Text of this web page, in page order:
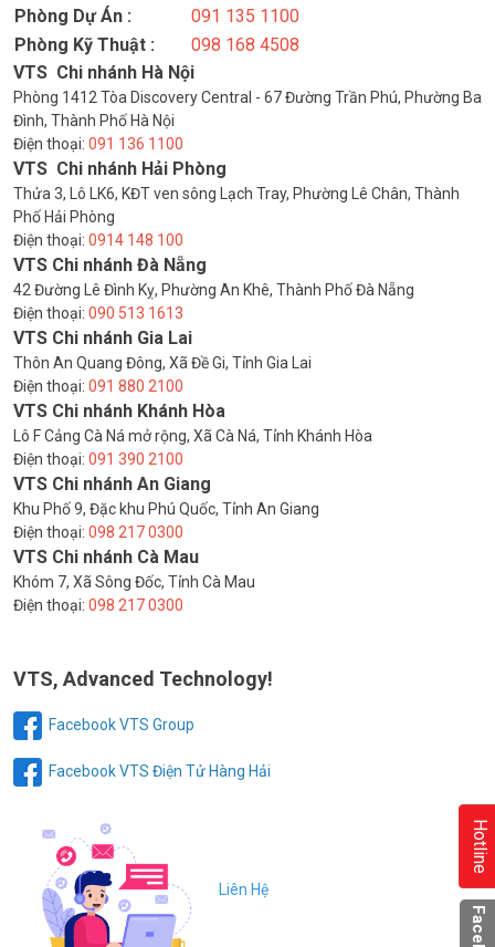
Phòng Dự Án :
091 135 1100
Phòng Kỹ Thuật :
098 168 4508
VTS Chi nhánh Hà Nội
Phòng 1412 Tòa Discovery Central - 67 Đường Trần Phú, Phường Ba
Đình, Thành Phố Hà Nội
Điện thoại: 091 136 1100
VTS Chi nhánh Hải Phòng
Thửa 3, Lô LK6, KĐT ven sông Lạch Tray, Phường Lê Chân, Thành
Phố Hải Phòng
Điện thoại: 0914 148 100
VTS Chi nhánh Đà Nẵng
42 Đường Lê Đình Kỵ, Phường An Khê, Thành Phố Đà Nẵng
Điện thoại: 090 513 1613
VTS Chi nhánh Gia Lai
Thôn An Quang Đông, Xã Đề Gi, Tỉnh Gia Lai
Điện thoại: 091 880 2100
VTS Chi nhánh Khánh Hòa
Lô F Cảng Cà Ná mở rộng, Xã Cà Ná, Tỉnh Khánh Hòa
Điện thoại: 091 390 2100
VTS Chi nhánh An Giang
Khu Phố 9, Đặc khu Phú Quốc, Tỉnh An Giang
Điện thoại: 098 217 0300
VTS Chi nhánh Cà Mau
Khóm 7, Xã Sông Đốc, Tỉnh Cà Mau
Điện thoại: 098 217 0300
VTS, Advanced Technology!
Facebook VTS Group
Facebook VTS Điện Tử Hàng Hải
Liên Hệ
Hotline